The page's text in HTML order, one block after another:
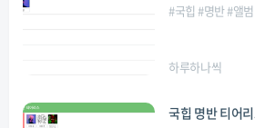
#국힙 #명반#앨범
하루하나씩
국힙 명반 티어